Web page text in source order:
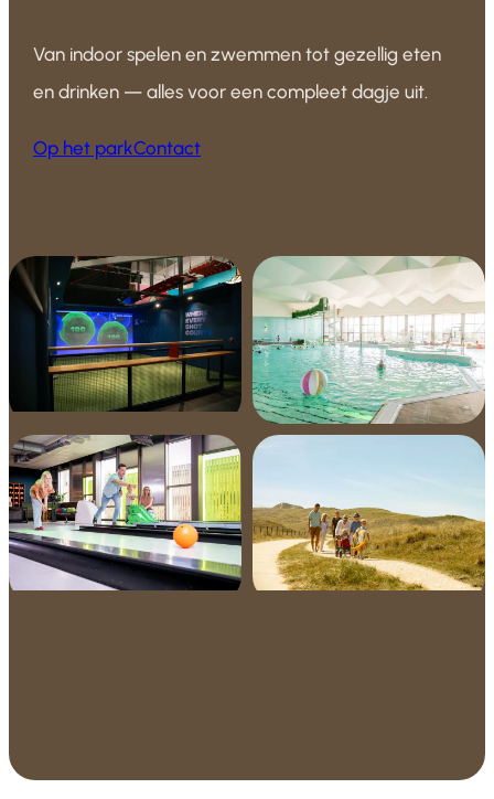
Van indoor spelen en zwemmen tot gezellig eten
en drinken — alles voor een compleet dagje uit.
Op het parkContact